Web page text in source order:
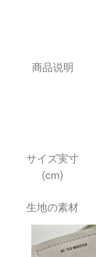
商品说明
サイズ実寸
(cm)
生地の素材